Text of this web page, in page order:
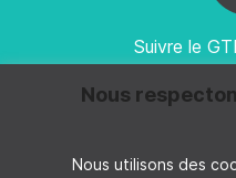
Nous
Nous utilisons des
Suivre le